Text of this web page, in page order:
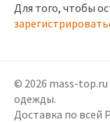
Для того, чтобы
© 2026 mass-
одежды.
Доставка по всей